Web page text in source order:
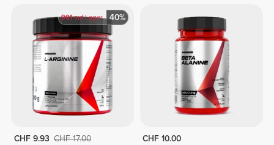
901auf Lager 40%
CHF 9.93 CHF 17.00
CHF 10.00